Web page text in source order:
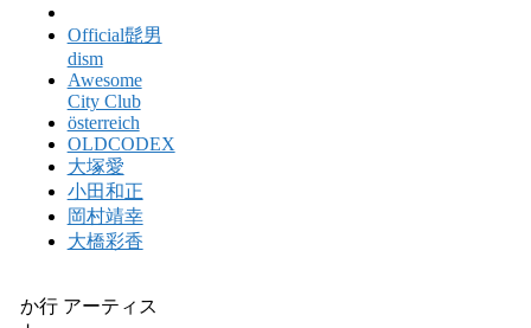
Official髭男
dism
Awesome
City Club
österreich
OLDCODEX
大塚愛
小田和正
岡村靖幸
大橋彩香
か行 アーティス